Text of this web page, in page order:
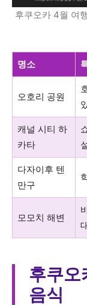
후쿠오카 4월 여
명소
오호리 공원
캐널 시티 하
카타
다자이후 텐
만구
모모치 해변
후쿠오
음식